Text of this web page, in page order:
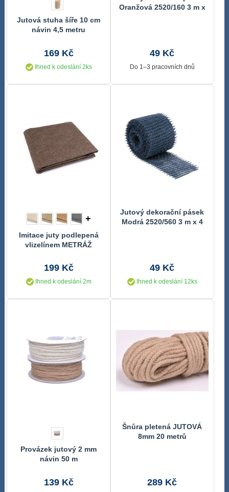
Jutová stuha šíře 10 cm
návin 4,5 metru
169 Kč
Ihned k odeslání 2ks
Oranžová 2520/160 3 m x
49 Kč
Do 1–3 pracovních dnů
+
Imitace juty podlepená
vlizelínem METRÁŽ
199 Kč
Ihned k odeslání 2m
Jutový dekorační pásek
Modrá 2520/560 3 m x 4
49 Kč
Ihned k odeslání 12ks
Provázek jutový 2 mm
návin 50 m
139 Kč
Šnůra pletená JUTOVÁ
8mm 20 metrů
289 Kč